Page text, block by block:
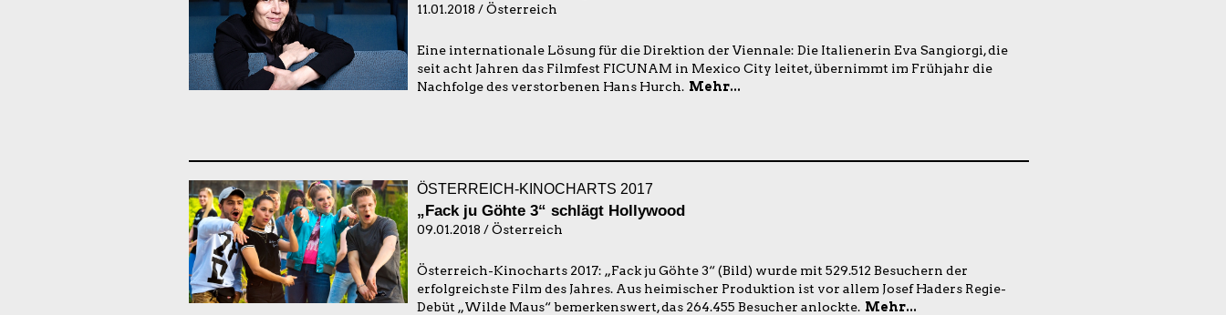
11.01.2018 / Österreich
Eine internationale Lösung für die Direktion der Viennale: Die Italienerin Eva Sangiorgi, die
seit acht Jahren das Filmfest FICUNAM in Mexico City leitet, übernimmt im Frühjahr die
Nachfolge des verstorbenen Hans Hurch. Mehr...
ÖSTERREICH-KINOCHARTS 2017
„Fack ju Göhte 3“ schlägt Hollywood
09.01.2018 / Österreich
Österreich-Kinocharts 2017: „Fack ju Göhte 3“ (Bild) wurde mit 529.512 Besuchern der
erfolgreichste Film des Jahres. Aus heimischer Produktion ist vor allem Josef Haders Regie-
Debüt „Wilde Maus“ bemerkenswert, das 264.455 Besucher anlockte. Mehr...